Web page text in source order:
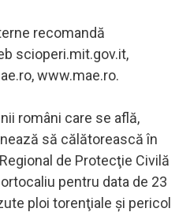
recomandă
scioperi.mit.gov.it,
www.mae.ro.
români care se află,
să călătorească în
de Protecţie Civilă
pentru data de 23
ploi torenţiale şi pericol